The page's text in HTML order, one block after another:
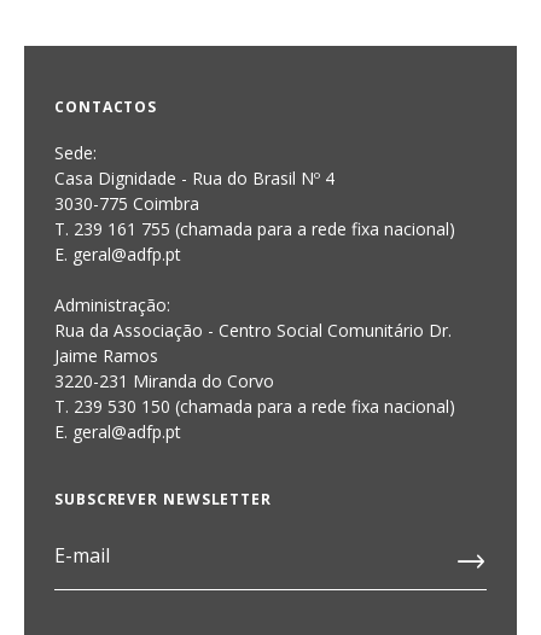
CONTACTOS
Sede:
Casa Dignidade - Rua do Brasil Nº 4
3030-775 Coimbra
T. 239 161 755 (chamada para a rede fixa nacional)
E. geral@adfp.pt
Administração:
Rua da Associação - Centro Social Comunitário Dr.
Jaime Ramos
3220-231 Miranda do Corvo
T. 239 530 150 (chamada para a rede fixa nacional)
E. geral@adfp.pt
SUBSCREVER NEWSLETTER